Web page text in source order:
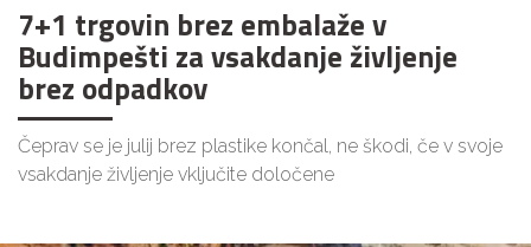
7+1 trgovin brez embalaže v
Budimpešti za vsakdanje življenje
brez odpadkov
Čeprav se je julij brez plastike končal, ne škodi, če v svoje
vsakdanje življenje vključite določene